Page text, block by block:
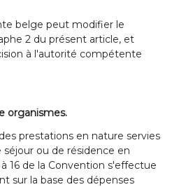
belge peut modifier le
2 du présent article, et
à l'autorité compétente
organismes.
prestations en nature servies
ou de résidence en
16 de la Convention s'effectue
sur la base des dépenses